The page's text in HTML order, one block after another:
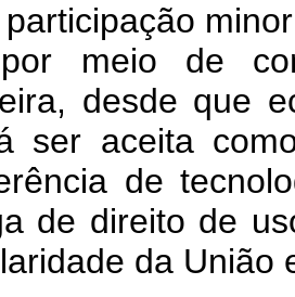
participação
meio de
desde que
ser aceita
de
de direito de
da União